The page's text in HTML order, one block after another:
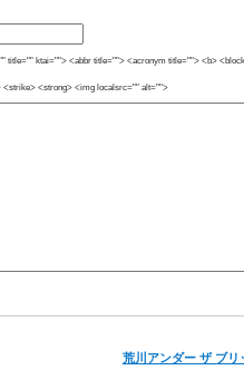
title="" ktai=""> <abbr title=""> <acronym title=""> <b>
<strong> <img localsrc="" alt="">
荒川アンダー ザ ブリ